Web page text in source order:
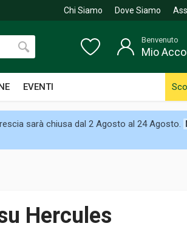
Chi Siamo Dove Siamo
EVENTI
Benvenuto
Mio
sarà chiusa dal 2 Agosto al 24 Agosto.
Hercules